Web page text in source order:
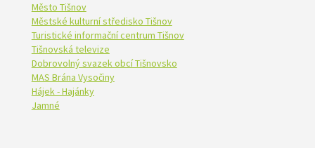
Město Tišnov
Městské kulturní středisko Tišnov
Turistické informační centrum Tišnov
Tišnovská televize
Dobrovolný svazek obcí Tišnovsko
MAS Brána Vysočiny
Hájek - Hajánky
Jamné